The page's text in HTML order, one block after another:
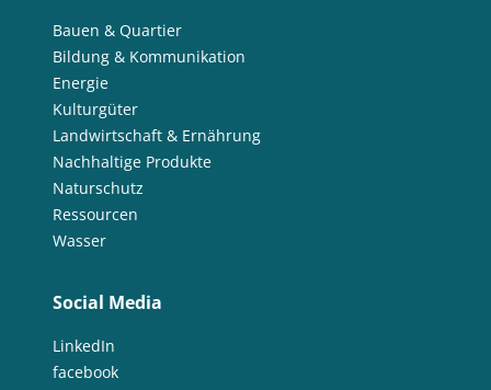
Bauen & Quartier
Bildung & Kommunikation
Energie
Kulturgüter
Landwirtschaft & Ernährung
Nachhaltige Produkte
Naturschutz
Ressourcen
Wasser
Social Media
LinkedIn
facebook